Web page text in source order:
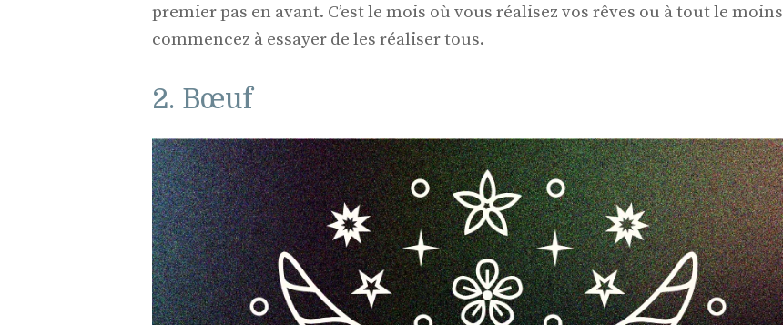
premier pas en avant. C’est le mois où vous réalisez vos rêves ou à tout le moins
commencez à essayer de les réaliser tous.
2. Bœuf